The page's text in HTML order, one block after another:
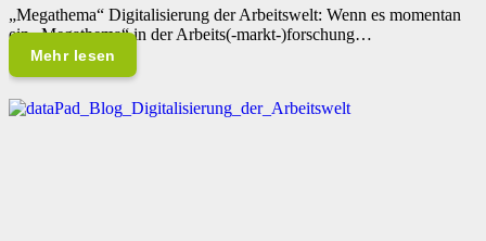
„Megathema“ Digitalisierung der Arbeitswelt: Wenn es momentan
ein „Megathema“ in der Arbeits(-markt-)forschung…
Mehr lesen